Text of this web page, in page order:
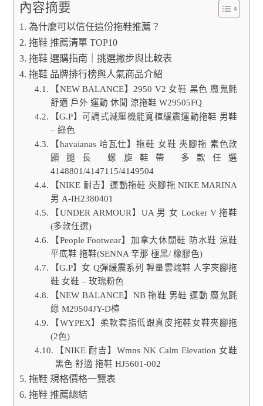
內容摘要
為什麼可以信任這份拖鞋推薦？
拖鞋 推薦清單 TOP10
拖鞋 選購指南｜挑選撇步與比較表
拖鞋 品牌排行榜與人氣商品介紹
【NEW BALANCE】2950 V2 女鞋 黑色 魔鬼氈
舒適 戶外 運動 休閒 涼拖鞋 W29505FQ
【G.P】可調式減壓機能寬楦緩震運動拖鞋 男鞋
– 綠色
【havaianas 哈瓦仕】拖鞋 女鞋 夾腳拖 素色款
顯腿長 螺旋鞋帶 多款任選
4148801/4147115/4149504
【NIKE 耐吉】運動拖鞋 夾腳拖 NIKE MARINA
男 A-IH2380401
【UNDER ARMOUR】UA 男 女 Locker V 拖鞋
(多款任選)
【People Footwear】加拿大休閒鞋 防水鞋 涼鞋
平底鞋 拖鞋(SENNA 辛那 極黑/ 橡膠色)
【G.P】女 Q彈緩震系列 輕量雲端鞋 人字夾腳拖
鞋 女鞋 – 玫瑰粉色
【NEW BALANCE】NB 拖鞋 男鞋 運動 魔鬼氈
綠 M29504JY-D楦
【WYPEX】柔軟套指低跟真皮拖鞋女鞋夾腳拖
(2色)
【NIKE 耐吉】Wmns NK Calm Elevation 女鞋
黑色 舒適 拖鞋 HJ5601-002
拖鞋 規格價格一覽表
拖鞋 推薦總結